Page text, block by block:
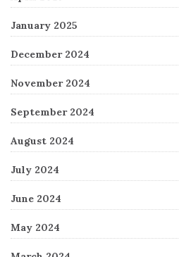
January 2025
December 2024
November 2024
September 2024
August 2024
July 2024
June 2024
May 2024